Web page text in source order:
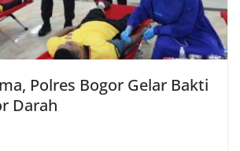
Polres Bogor Gelar Bakti
Darah